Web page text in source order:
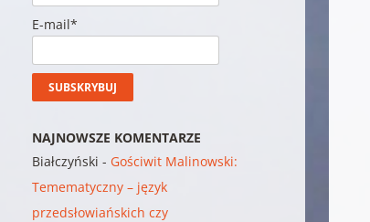
E-mail*
NAJNOWSZE KOMENTARZE
Białczyński - Gościwit Malinowski:
Temematyczny – język
przedsłowiańskich czy